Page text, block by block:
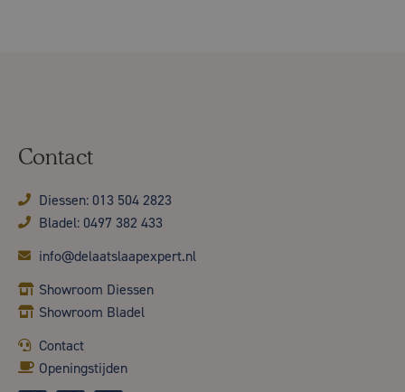
Contact
Diessen: 013 504 2823
Bladel: 0497 382 433
info@delaatslaapexpert.nl
Showroom Diessen
Showroom Bladel
Contact
Openingstijden